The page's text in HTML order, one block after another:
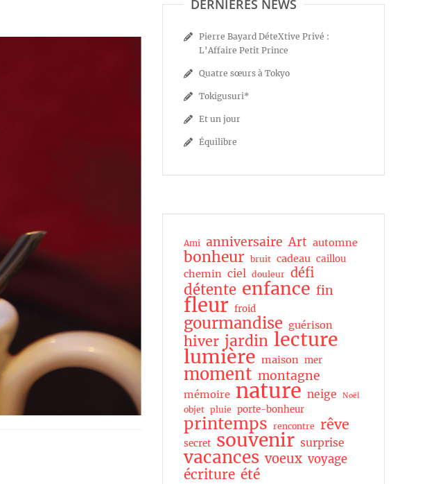
DERNIÈRES NEWS
Pierre Bayard DéteXtive Privé :
L’Affaire Petit Prince
Quatre sœurs à Tokyo
Tokigusuri*
Et un jour
Équilibre
Ami anniversaire Art automne
bonheur bruit cadeau caillou
chemin ciel douleur défi
détente enfance fin
fleur froid
gourmandise guérison
hiver jardin lecture
lumière maison mer
moment montagne
mémoire nature neige Noël
objet pluie porte-bonheur
printemps rencontre rêve
secret souvenir surprise
vacances voeux voyage
écriture été